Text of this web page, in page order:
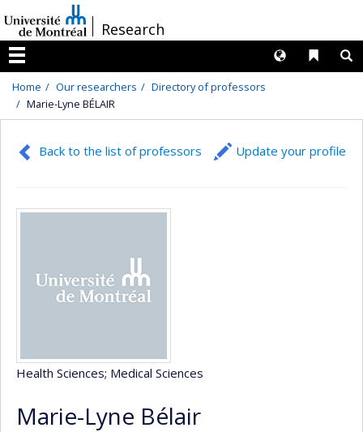
au
contenu
/Research
Menu
Liens
Langues
Home Our researchers
Directory of professors
Marie-Lyne BÉLAIR
Back to the list of professors Update your profile
Health Sciences; Medical Sciences
Marie-Lyne Bélair